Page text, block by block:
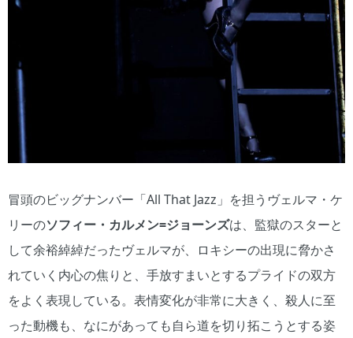
冒頭のビッグナンバー「All That Jazz」を担うヴェルマ・ケ
リーのソフィー・カルメン=ジョーンズは、監獄のスターと
して余裕綽綽だったヴェルマが、ロキシーの出現に脅かさ
れていく内心の焦りと、手放すまいとするプライドの双方
をよく表現している。表情変化が非常に大きく、殺人に至
った動機も、なにがあっても自ら道を切り拓こうとする姿